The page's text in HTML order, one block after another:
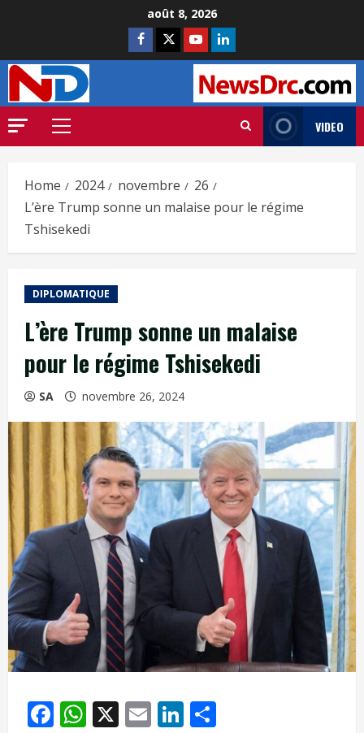
août 8, 2026
VIDEO
Home 2024 novembre
26
L’ère Trump sonne un malaise pour le régime
Tshisekedi
DIPLOMATIQUE
L’ère Trump sonne un malaise
pour le régime Tshisekedi
SA novembre 26, 2024
Facebook
WhatsApp
X EmailLinkedIn